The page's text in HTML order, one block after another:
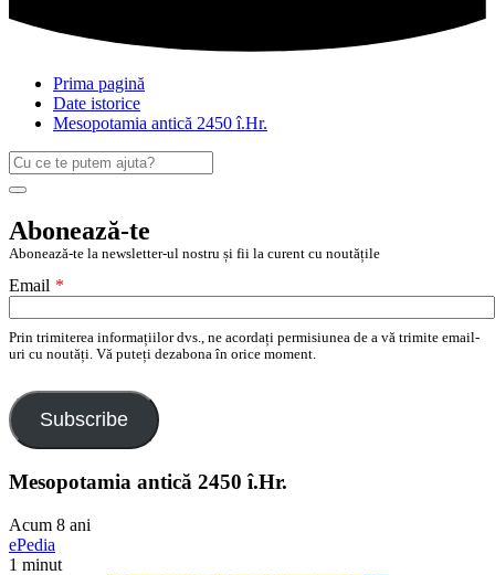
Prima pagină
Date istorice
Mesopotamia antică 2450 î.Hr.
Caută
după:
Search
Abonează-te
Abonează-te la newsletter-ul nostru și fii la curent cu noutățile
Email *
Prin trimiterea informațiilor dvs., ne acordați permisiunea de a vă trimite email-
uri cu noutăți. Vă puteți dezabona în orice moment.
Subscribe
Mesopotamia antică 2450 î.Hr.
Acum 8 ani
ePedia
1 minut